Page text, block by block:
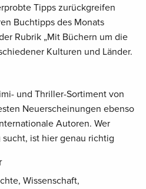
Tipps zurückgreifen
Buchtipps des Monats
Rubrik „Mit Büchern um die
Kulturen und Länder.
und Thriller-Sortiment von
Neuerscheinungen ebenso
Autoren. Wer
ist hier genau richtig
Wissenschaft,